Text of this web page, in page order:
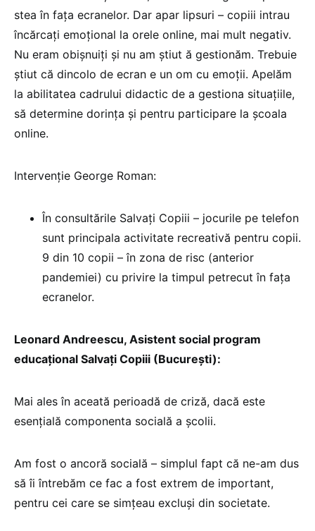
stea în fața ecranelor. Dar apar lipsuri – copiii intrau
încărcați emoțional la orele online, mai mult negativ.
Nu eram obișnuiți și nu am știut ă gestionăm. Trebuie
știut că dincolo de ecran e un om cu emoții. Apelăm
la abilitatea cadrului didactic de a gestiona situațiile,
să determine dorința și pentru participare la școala
online.
Intervenție George Roman:
În consultările Salvați Copiii – jocurile pe telefon
sunt principala activitate recreativă pentru copii.
9 din 10 copii – în zona de risc (anterior
pandemiei) cu privire la timpul petrecut în fața
ecranelor.
Leonard Andreescu, Asistent social program
educațional Salvați Copiii (București):
Mai ales în aceată perioadă de criză, dacă este
esențială componenta socială a școlii.
Am fost o ancoră socială – simplul fapt că ne-am dus
să îi întrebăm ce fac a fost extrem de important,
pentru cei care se simțeau excluși din societate.